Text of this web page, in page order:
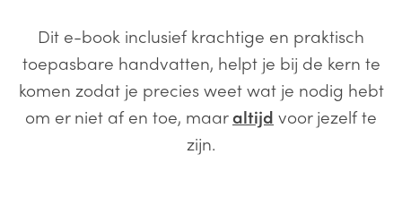
Dit e-book inclusief krachtige en praktisch
toepasbare handvatten, helpt je bij de kern te
komen zodat je precies weet wat je nodig hebt
om er niet af en toe, maaraltijd voor jezelf te
zijn.